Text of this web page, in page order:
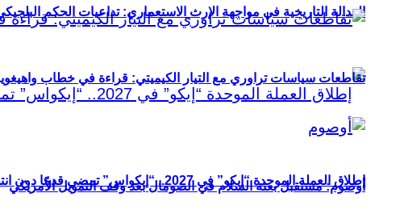
العدالة التاريخية في مواجهة الإرث الاستعماري: تداعيات الحكم
إطلاق العملة الموحدة “إيكو” في 2027.. “إيكواس” تمضي قدمًا دون انتظار
تقاطعات سياسات تراوري مع التيار الكيميتي: قراءة في خطاب
أوصوم: مستقبل بعثة السلام في الصومال بعد وقف التمويل الأمريكي